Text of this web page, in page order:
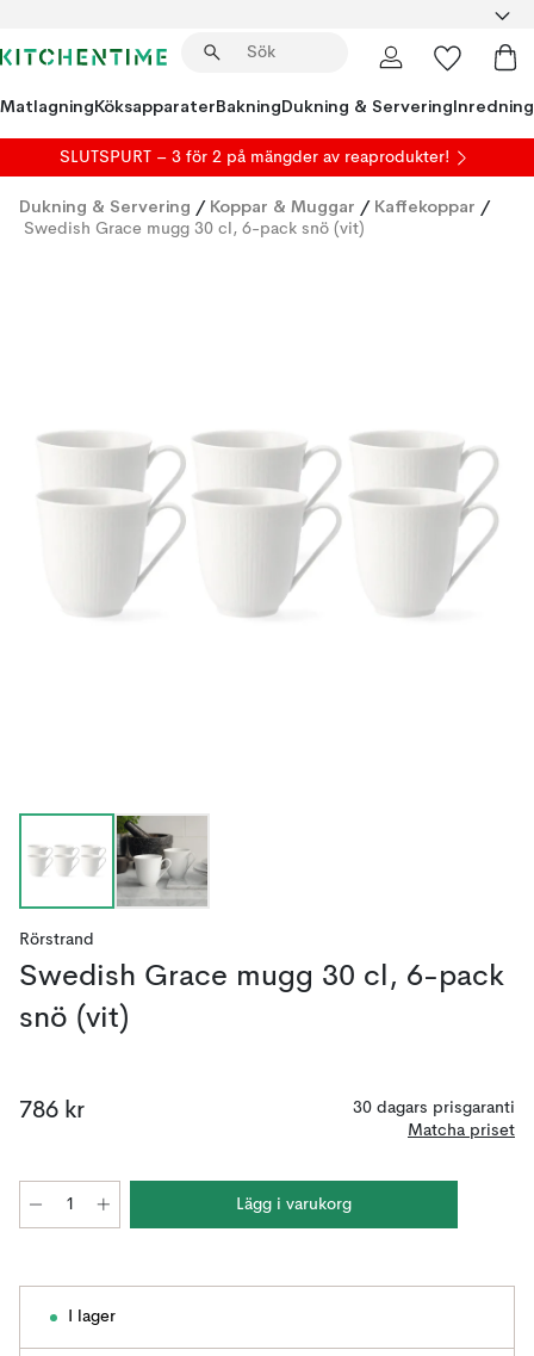
MatlagningKöksapparaterBakningDukning & ServeringInredning
SLUTSPURT – 3 för 2 på mängder av reaprodukter!
Dukning & Servering / Koppar & Muggar / Kaffekoppar /
Swedish Grace mugg 30 cl, 6-pack snö (vit)
Rörstrand
Swedish Grace mugg 30 cl, 6-pack
snö (vit)
786 kr
30 dagars prisgaranti
Matcha priset
Lägg i varukorg
I lager